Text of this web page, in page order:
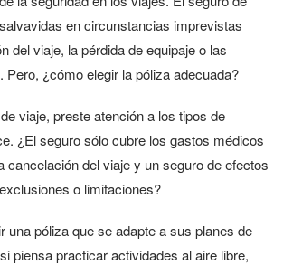
en circunstancias imprevistas
del viaje, la pérdida de equipaje o las
Pero, ¿cómo elegir la póliza adecuada?
viaje, preste atención a los tipos de
¿El seguro sólo cubre los gastos médicos
cancelación del viaje y un seguro de efectos
o limitaciones?
una póliza que se adapte a sus planes de
piensa practicar actividades al aire libre,